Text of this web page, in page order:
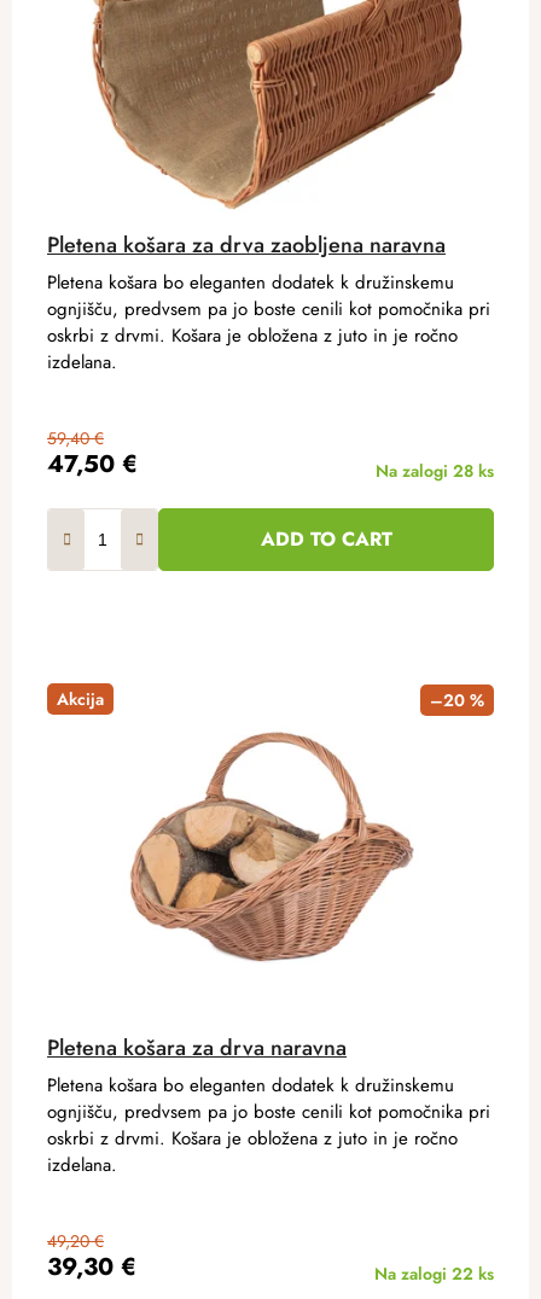
Pletena košara za drva zaobljena naravna
47,50 €
59,40 €
Na zalogi 28 ks
ADD TO CART
Pletena košara bo eleganten dodatek k družinskemu
ognjišču, predvsem pa jo boste cenili kot pomočnika pri
oskrbi z drvmi. Košara je obložena z juto in je ročno
izdelana.
Akcija –20 %
Pletena košara za drva naravna
39,30 €
49,20 €
Na zalogi 22 ks
Pletena košara bo eleganten dodatek k družinskemu
ognjišču, predvsem pa jo boste cenili kot pomočnika pri
oskrbi z drvmi. Košara je obložena z juto in je ročno
izdelana.